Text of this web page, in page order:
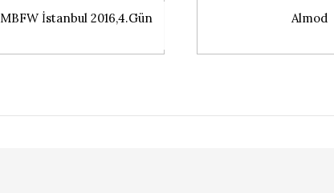
MBFW İstanbul 2016,4.Gün Almod